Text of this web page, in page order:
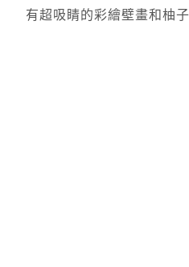
有超吸睛的彩繪壁畫和柚